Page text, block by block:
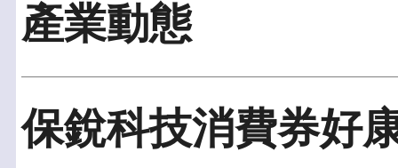
產業動態
保銳科技消費券好